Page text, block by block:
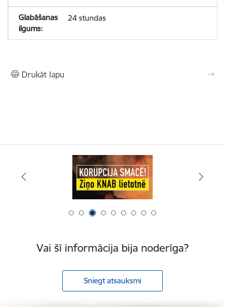
24 stundas
Drukāt lapu
Vai šī informācija bija noderīga?
Sniegt atsauksmi